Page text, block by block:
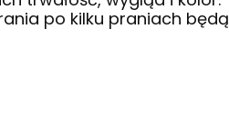
po kilku praniach będą